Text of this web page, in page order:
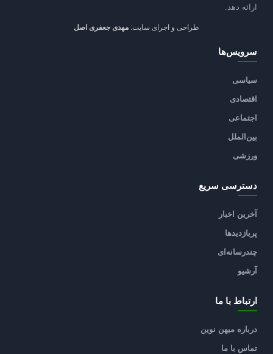
ارائه دهد.
طراحی و اجرای سایت: مهدی جعفری اصل
سرویس‌ها
سیاسی
اقتصادی
اجتماعی
بین‌الملل
ورزشی
دسترسی سریع
آخرین اخبار
پربازدیدها
چندرسانه‌ای
آرشیو
ارتباط با ما
درباره میهن نوین
تماس با ما